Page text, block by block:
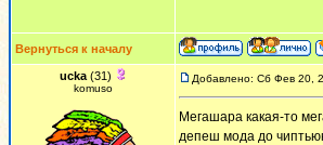
Вернуться к началу
ucka (31)
komuso
Добавлено: Сб Фев 20,
Мегашара какая-то
депеш мода до